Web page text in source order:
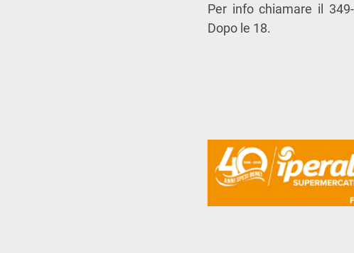
Per info chiamare il
Dopo le 18.